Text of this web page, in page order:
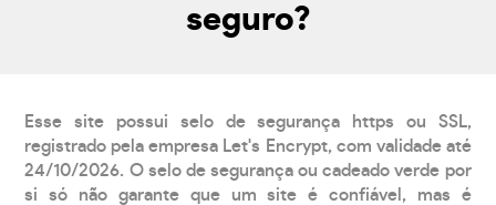
seguro?
Esse site possui selo de segurança https ou SSL,
registrado pela empresa Let's Encrypt, com validade até
24/10/2026. O selo de segurança ou cadeado verde por
si só não garante que um site é confiável, mas é